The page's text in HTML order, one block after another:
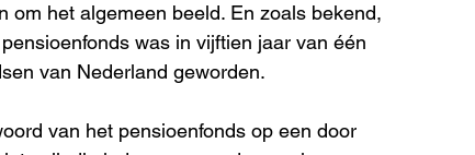
om het algemeen beeld. En zoals bekend,
was in vijftien jaar van één
van Nederland geworden.
van het pensioenfonds op een door